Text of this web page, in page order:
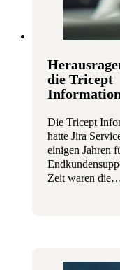
die Tricept
Die Tricept
hatte Jira
einigen Jahren
Zeit waren